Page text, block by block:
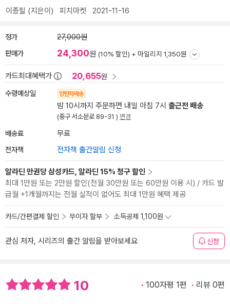
이종필 (지은이) 피치마켓 2021-11-16
정가 27,000원
판매가 24,300원 (10% 할인) + 마일리지 1,350원
카드최대혜택가 20,655원
수령예상일 양탄자배송
밤 10시까지 주문하면 내일 아침 7시 출근전 배송
(중구 서소문로 89-31 ) 변경
배송료 무료
전자책 전자책 출간알림 신청
알라딘 만권당 삼성카드, 알라딘 15% 청구 할인
최대 1만원 또는 2만원 할인(전월 30만원 또는 60만원 이용 시) / 카드 발
급월 +1개월까지는 전월 실적이 없어도 최대 1만원 혜택 제공
카드/간편결제 할인 무이자 할부 소득공제 1,100원
관심 저자, 시리즈의 출간 알림을 받아보세요 신청
10 100자평 1편 리뷰 0편